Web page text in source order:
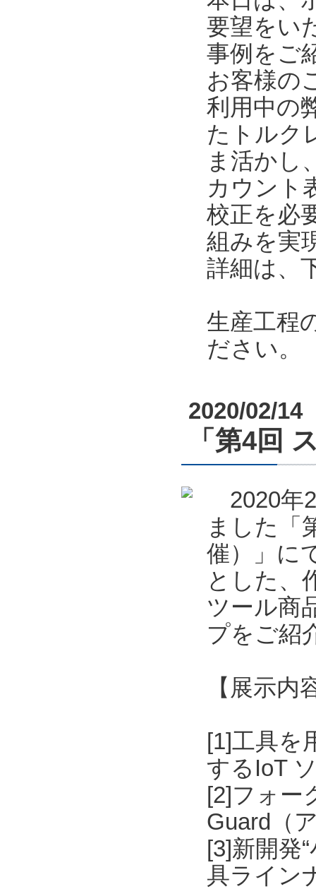
要望をい
事例をご
お客様の
利用中の
たトルク
ま活かし
カウント
校正を必
組みを実
詳細は、
生産工程
ださい。
2020/02/14
「第4回
2020年2
ました「
催）」に
とした、
ツール商
プをご紹
【展示内
[1]工具を
するIoT
[2]フォー
Guard（
[3]新開発
具ライン